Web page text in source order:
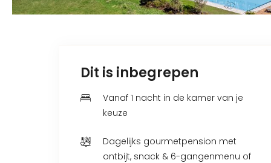
Dit is inbegrepen
Vanaf 1 nacht in de kamer van je
keuze
Dagelijks gourmetpension met
ontbijt, snack & 6-gangenmenu of